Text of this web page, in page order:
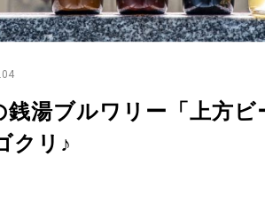
銭湯ブルワリー「上方
クリ♪